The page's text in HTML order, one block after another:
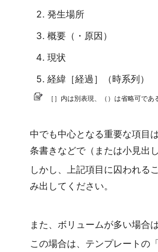
発生場所
概要（・原因）
現状
経緯［経過］（時系列）
［］内は別表現、（）は省略可であ
中でも中心となる重要な項目
条書きなどで（または小見出
しかし、上記項目に囚われる
み出してください。
また、ボリュームが多い場合
この場合は、テンプレートの